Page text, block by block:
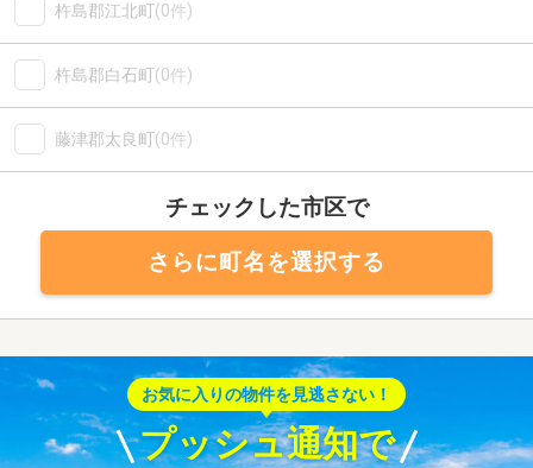
杵島郡江北町(0件)
杵島郡白石町(0件)
藤津郡太良町(0件)
チェックした市区で
さらに町名を選択する
お気に入りの物件を見逃さない！
プッシュ通知で